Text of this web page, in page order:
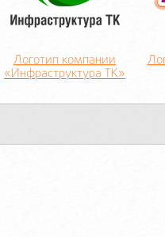
Логотип компании
«Инфраструктура ТК»